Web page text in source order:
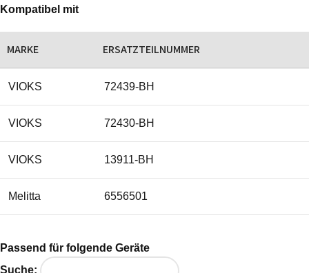
Kompatibel mit
MARKE ERSATZTEILNUMMER
VIOKS 72439-BH
VIOKS 72430-BH
VIOKS 13911-BH
Melitta 6556501
Passend für folgende Geräte
Suche: